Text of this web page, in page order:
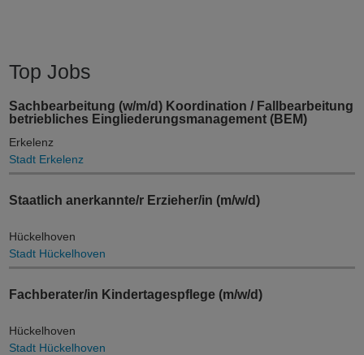
Top Jobs
Sachbearbeitung (w/m/d) Koordination / Fallbearbeitung
betriebliches Eingliederungsmanagement (BEM)
Erkelenz
Stadt Erkelenz
Staatlich anerkannte/r Erzieher/in (m/w/d)
Hückelhoven
Stadt Hückelhoven
Fachberater/in Kindertagespflege (m/w/d)
Hückelhoven
Stadt Hückelhoven